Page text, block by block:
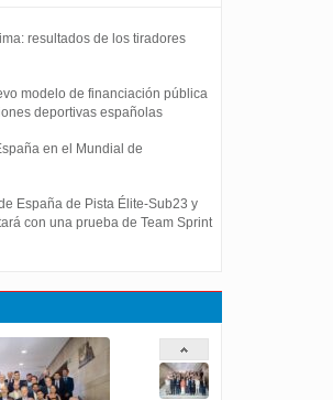
resultados de los tiradores
modelo de financiación pública
deportivas españolas
en el Mundial de
España de Pista Élite-Sub23 y
con una prueba de Team Sprint